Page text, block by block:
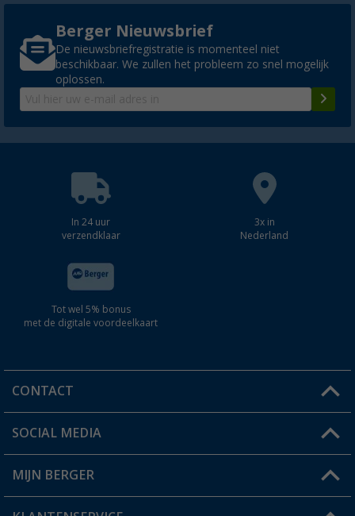
Berger Nieuwsbrief
De nieuwsbriefregistratie is momenteel niet
beschikbaar. We zullen het probleem zo snel mogelijk
oplossen.
In 24 uur
verzendklaar
3x in
Nederland
Tot wel 5% bonus
met de digitale voordeelkaart
CONTACT
Een vraag?
Winkel vinden
SOCIAL MEDIA
MIJN BERGER